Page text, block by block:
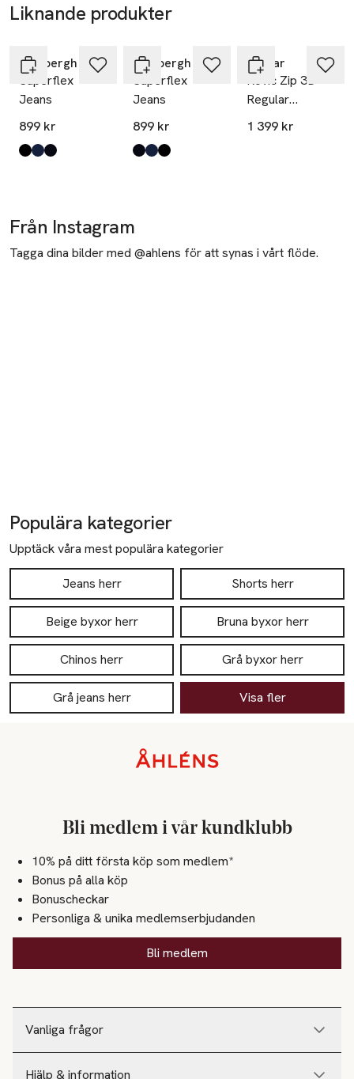
Liknande produkter
Lindbergh
Superflex
Jeans
899 kr
Produkten finns i färgerna:
Cold Black
Easy Blue
Dark Navy
Lindbergh
Superflex
Jeans
899 kr
Produkten finns i färgerna:
Dark Navy
Easy Blue
Cold Black
G-Star
Rovic Zip 3D
Regular
Tapered
1 399 kr
Från Instagram
Tagga dina bilder med @ahlens för att synas i vårt flöde.
Populära kategorier
Upptäck våra mest populära kategorier
Jeans herr Shorts herr
Beige byxor herr Bruna byxor herr
Chinos herr Grå byxor herr
Grå jeans herr Visa fler
Vanliga frågor
Hjälp & information
Bli medlem i vår kundklubb
10% på ditt första köp som medlem*
Bonus på alla köp
Bonuscheckar
Personliga & unika medlemserbjudanden
Bli medlem